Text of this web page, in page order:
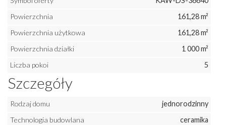
Powierzchnia
161,28 m²
Powierzchnia użytkowa
161,28 m²
Powierzchnia działki
1 000 m²
Liczba pokoi
5
Szczegóły
Rodzaj domu
jednorodzinny
Technologia budowlana
ceramika